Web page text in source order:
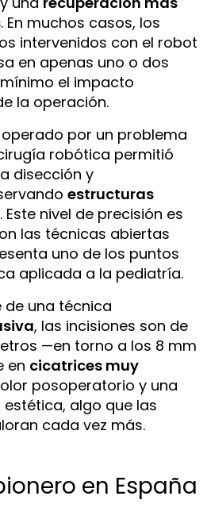
. En muchos casos, los
intervenidos con el robot
en apenas uno o dos
el impacto
la operación.
por un problema
robótica permitió
disección y
estructuras
. Este nivel de precisión es
las técnicas abiertas
uno de los puntos
aplicada a la pediatría.
una técnica
, las incisiones son de
—en torno a los 8 mm
en cicatrices muy
posoperatorio y una
algo que las
cada vez más.
en España